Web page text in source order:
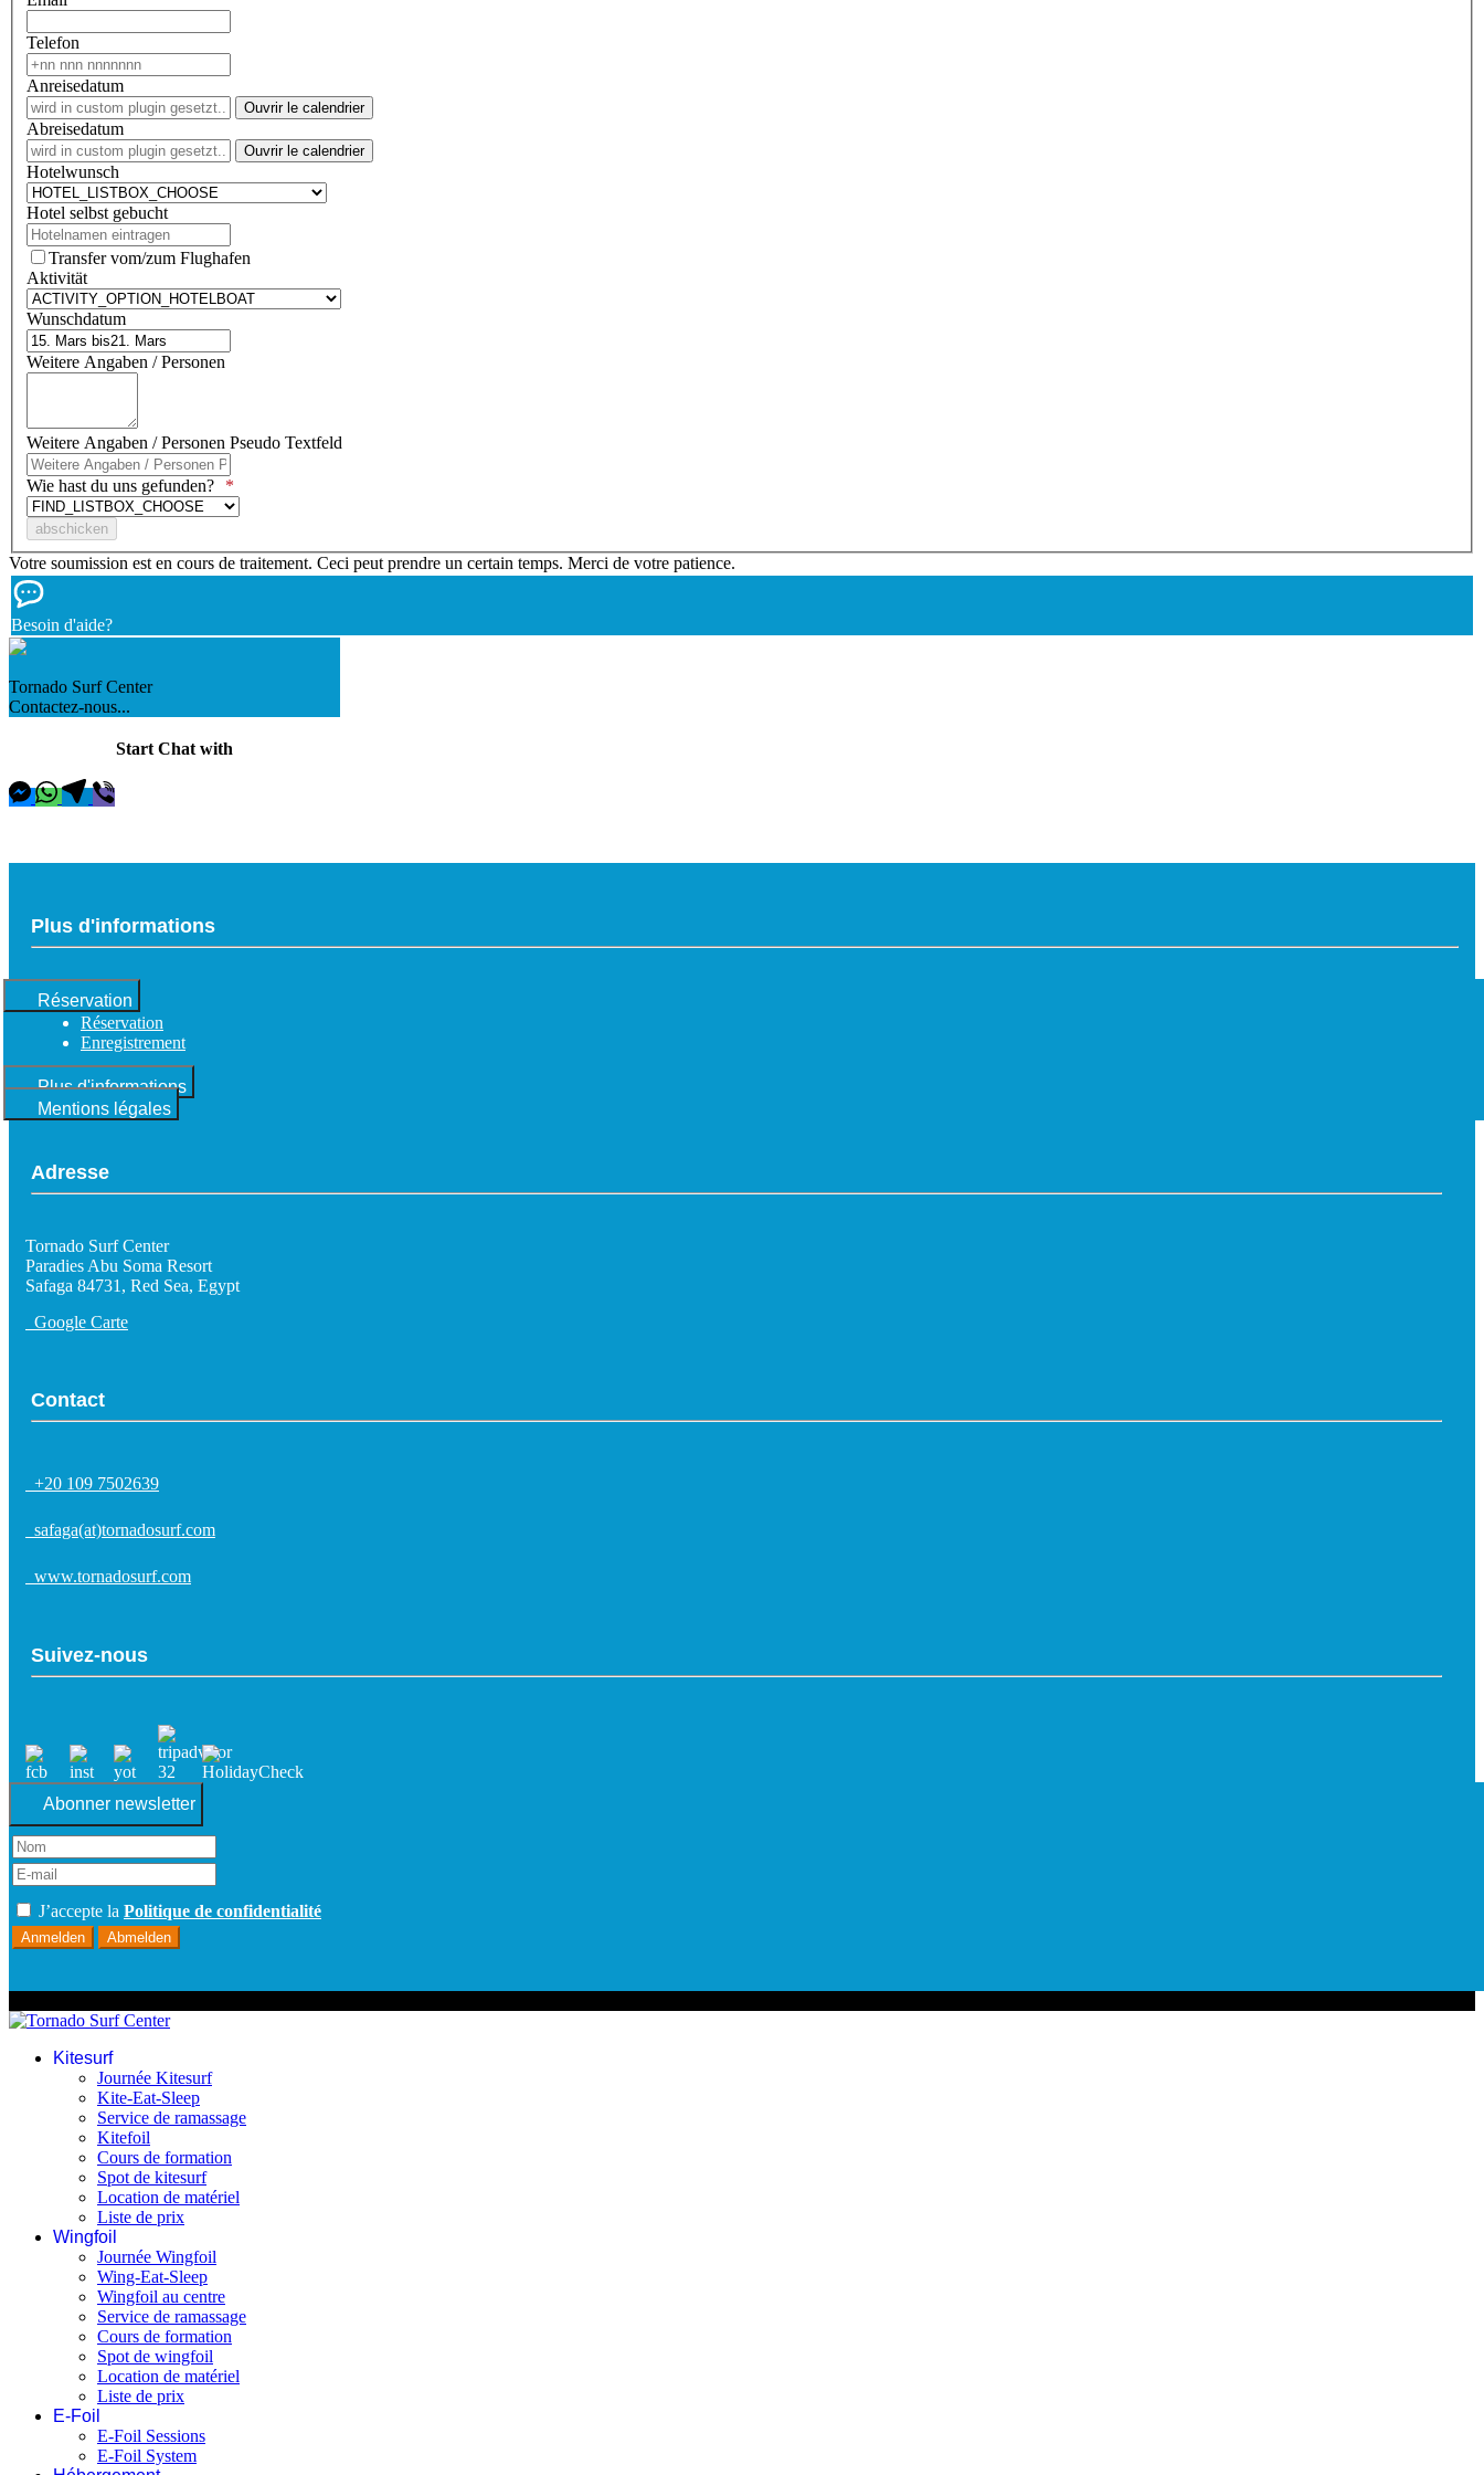
Telefon
Anreisedatum
Ouvrir le calendrier
Abreisedatum
Ouvrir le calendrier
Hotelwunsch
Hotel selbst gebucht
Transfer vom/zum Flughafen
Aktivität
Wunschdatum
Weitere Angaben / Personen
Weitere Angaben / Personen Pseudo Textfeld
Wie hast du uns gefunden?
Votre soumission est en cours de traitement. Ceci peut prendre un certain temps. Merci de votre patience.
Besoin d'aide?
Tornado Surf Center
Contactez-nous...
Start Chat with
Plus d'informations
Réservation
Réservation
Enregistrement
Plus d'informations
Mentions légales
Adresse
Tornado Surf Center
Paradies Abu Soma Resort
Safaga 84731, Red Sea, Egypt
Google Carte
Contact
+20 109 7502639
safaga(at)tornadosurf.com
www.tornadosurf.com
Suivez-nous
Abonner newsletter
J’accepte la Politique de confidentialité
Anmelden Abmelden
Kitesurf
Journée Kitesurf
Kite-Eat-Sleep
Service de ramassage
Kitefoil
Cours de formation
Spot de kitesurf
Location de matériel
Liste de prix
Wingfoil
Journée Wingfoil
Wing-Eat-Sleep
Wingfoil au centre
Service de ramassage
Cours de formation
Spot de wingfoil
Location de matériel
Liste de prix
E-Foil
E-Foil Sessions
E-Foil System